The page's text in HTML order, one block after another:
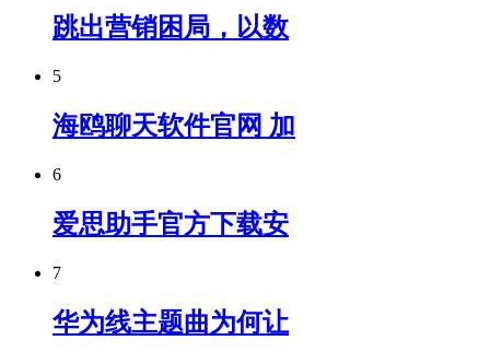
跳出营销困局，以数
5
海鸥聊天软件官网 加
6
爱思助手官方下载安
7
华为线主题曲为何让